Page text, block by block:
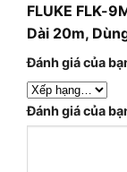
FLUKE FLK-
Dài 20m,
Đánh giá của
Đánh giá của